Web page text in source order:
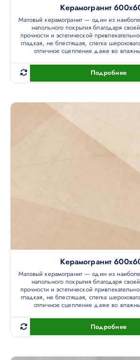
Керамогранит
Матовый керамогранит — один из
напольного покрытия благодаря
прочности и эстетической
гладкая, не блестящая, слегка
отличное сцепление даже во
Подробнее
Керамогранит
Матовый керамогранит — один из
напольного покрытия благодаря
прочности и эстетической
гладкая, не блестящая, слегка
отличное сцепление даже во
Подробнее